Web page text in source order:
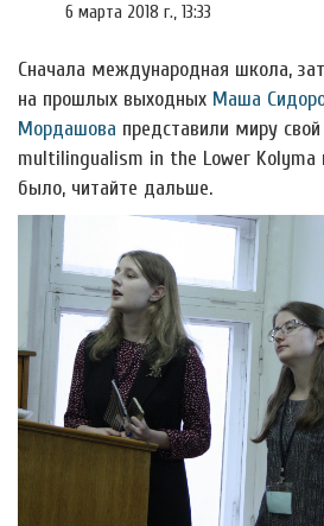
6 марта 2018 г., 13:33
Сначала международная школа,
на прошлых выходных Маша
Мордашова представили миру
multilingualism in the Lower Kolyma
было, читайте дальше.